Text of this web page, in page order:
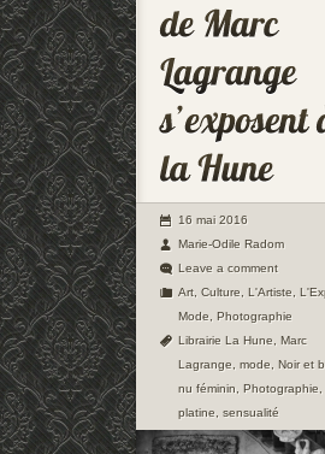
16 mai 2016
Marie-Odile Radom
Leave a comment
Art Culture L'Artiste
Mode
Photographie
Librairie La Hune
Marc
Lagrange
mode Noir et
nu féminin Photographie
platine
sensualité